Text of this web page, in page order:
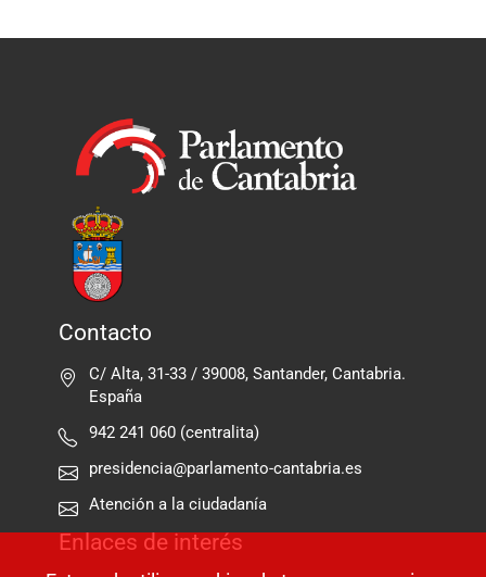
Contacto
C/ Alta, 31-33 / 39008, Santander, Cantabria.
España
942 241 060 (centralita)
presidencia@parlamento-cantabria.es
Atención a la ciudadanía
Enlaces de interés